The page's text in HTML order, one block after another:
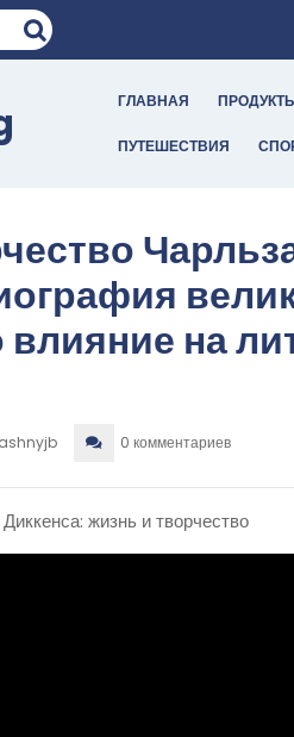
ГЛАВНАЯ
ПУТЕШЕСТВИЯ
влияние на
0 комментариев